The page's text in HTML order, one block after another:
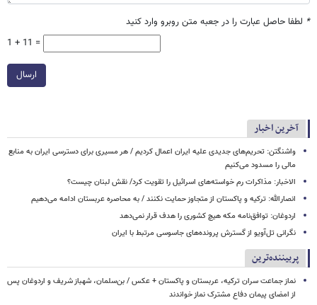
* لطفا حاصل عبارت را در جعبه متن روبرو وارد کنید
1 + 11 =
ارسال
آخرین اخبار
واشنگتن: تحریم‌های جدیدی علیه ایران اعمال کردیم / هر مسیری برای دسترسی ایران به منابع
مالی را مسدود می‌کنیم
الاخبار: مذاکرات رم خواسته‌های اسرائیل را تقویت کرد/ نقش لبنان چیست؟
انصارالله: ترکیه و پاکستان از متجاوز حمایت نکنند / به محاصره عربستان ادامه می‌دهیم
اردوغان: توافق‌نامه مکه هیچ کشوری را هدف قرار نمی‌دهد
نگرانی تل‌آویو از گسترش پرونده‌های جاسوسی مرتبط با ایران
پربیننده‌ترین
نماز جماعت سران ترکیه، عربستان و پاکستان + عکس / بن‌سلمان، شهباز شریف و اردوغان پس
از امضای پیمان دفاع مشترک نماز خواندند